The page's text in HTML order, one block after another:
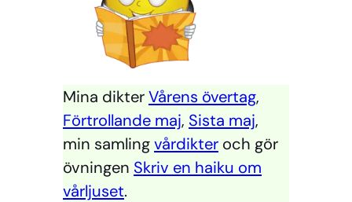
Mina dikterVårens övertag,
Förtrollande maj, Sista maj,
min samlingvårdikter och gör
övningen Skriv en haiku om
vårljuset.